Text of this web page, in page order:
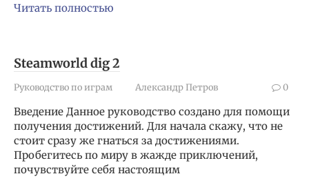
Читать полностью
Steamworld dig 2
Руководство по играм Александр Петров 0
Введение Данное руководство создано для помощи
получения достижений. Для начала скажу, что не
стоит сразу же гнаться за достижениями.
Пробегитесь по миру в жажде приключений,
почувствуйте себя настоящим